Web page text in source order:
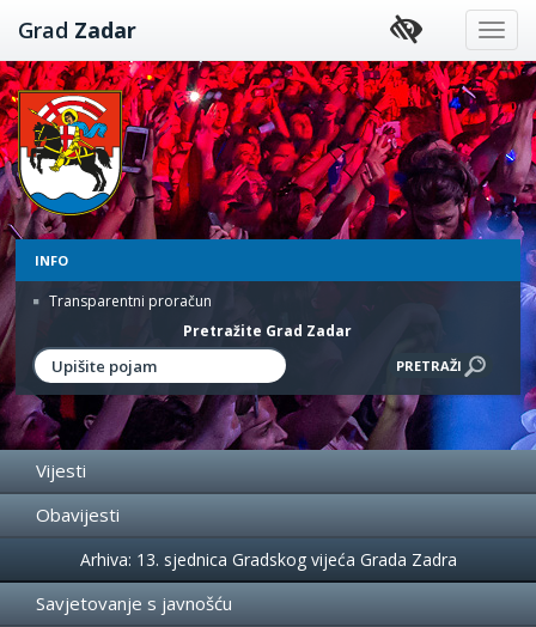
Preskoči
na
sadržaj
Grad Zadar
INFO
Transparentni proračun
Pretražite Grad Zadar
Vijesti
Obavijesti
Događanja
Arhiva: 13. sjednica Gradskog vijeća Grada Zadra
Savjetovanje s javnošću